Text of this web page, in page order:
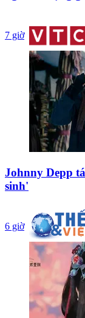
7 giờ
Johnny Depp
sinh'
6 giờ